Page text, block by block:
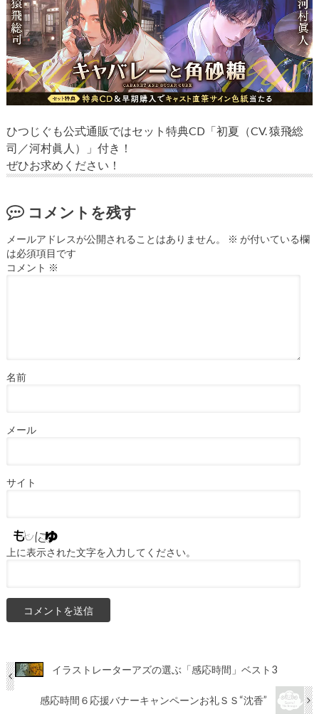
ひつじぐも公式通販ではセット特典CD「初夏（CV. 猿飛総
司／河村眞人）」付き！
ぜひお求めください！
コメントを残す
メールアドレスが公開されることはありません。 ※ が付いている欄
は必須項目です
コメント ※
名前
メール
サイト
上に表示された文字を入力してください。
イラストレーターアズの選ぶ「感応時間」ベスト3
感応時間６応援バナーキャンペーンお礼ＳＳ“沈香”